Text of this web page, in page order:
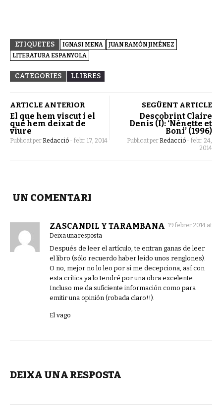
ETIQUETES IGNASI MENA
JUAN RAMÓN JIMÉNEZ
LITERATURA ESPANYOLA
CATEGORIES LLIBRES
ARTICLE ANTERIOR
El que hem viscut i el
que hem deixat de
viure
Publicat per Redacció - febr. 17, 2014
SEGÜENT ARTICLE
Descobrint Claire
Denis (I): ‘Nénette et
Boni’ (1996)
Publicat per Redacció - febr. 24,
2014
UN COMENTARI
ZASCANDIL Y TARAMBANA 19 febrer 2014 at
Deixa una resposta
Después de leer el artículo, te entran ganas de leer
el libro (sólo recuerdo haber leído unos renglones).
O no, mejor no lo leo por si me decepciona, así con
esta crítica ya lo tendré por una obra excelente.
Incluso me da suficiente información como para
emitir una opinión (robada claro!!).
El vago
DEIXA UNA RESPOSTA